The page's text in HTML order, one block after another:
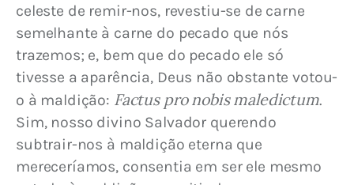
celeste de remir-nos, revestiu-se de carne
semelhante à carne do pecado que nós
trazemos; e, bem que do pecado ele só
tivesse a aparência, Deus não obstante votou-
o à maldição: Factus pro nobis maledictum.
Sim, nosso divino Salvador querendo
subtrair-nos à maldição eterna que
mereceríamos, consentia em ser ele mesmo